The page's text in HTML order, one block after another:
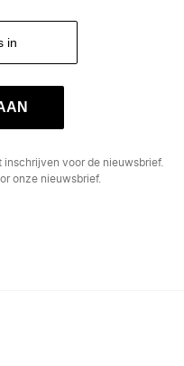
inschrijven voor de nieuwsbrief.
onze nieuwsbrief.